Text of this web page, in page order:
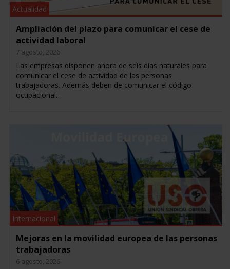
Actualidad
Ampliación del plazo para comunicar el cese de
actividad laboral
7 agosto, 2026
Las empresas disponen ahora de seis días naturales para
comunicar el cese de actividad de las personas
trabajadoras. Además deben de comunicar el código
ocupacional…
Internacional
Mejoras en la movilidad europea de las personas
trabajadoras
6 agosto, 2026